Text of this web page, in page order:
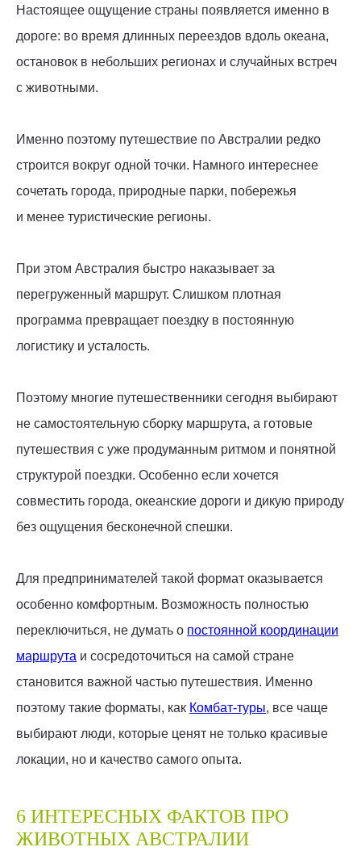
Настоящее ощущение страны появляется именно в
дороге: во время длинных переездов вдоль океана,
остановок в небольших регионах и случайных встреч
с животными.
Именно поэтому путешествие по Австралии редко
строится вокруг одной точки. Намного интереснее
сочетать города, природные парки, побережья
и менее туристические регионы.
При этом Австралия быстро наказывает за
перегруженный маршрут. Слишком плотная
программа превращает поездку в постоянную
логистику и усталость.
Поэтому многие путешественники сегодня выбирают
не самостоятельную сборку маршрута, а готовые
путешествия с уже продуманным ритмом и понятной
структурой поездки. Особенно если хочется
совместить города, океанские дороги и дикую природу
без ощущения бесконечной спешки.
Для предпринимателей такой формат оказывается
особенно комфортным. Возможность полностью
переключиться, не думать о постоянной координации
маршрута и сосредоточиться на самой стране
становится важной частью путешествия. Именно
поэтому такие форматы, как Комбат-туры, все чаще
выбирают люди, которые ценят не только красивые
локации, но и качество самого опыта.
6 ИНТЕРЕСНЫХ ФАКТОВ ПРО
ЖИВОТНЫХ АВСТРАЛИИ